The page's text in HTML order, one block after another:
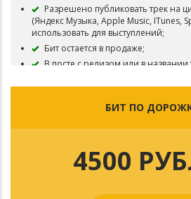
Разрешено публиковать трек на
(Яндекс Музыка, Apple Music, ITunes,
использовать для выступлений;
Бит остается в продаже;
В посте с релизом или в
beatmakername, если бит
БИТ ПО
4500